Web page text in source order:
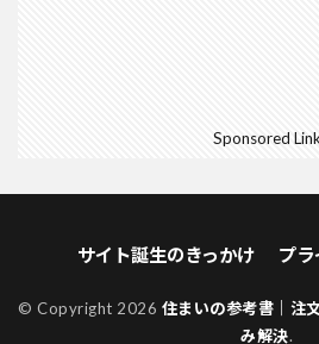
Sponsored Link
サイト誕生のきっかけ プラ
© Copyright 2026 住まいの参考書｜注
み解決.